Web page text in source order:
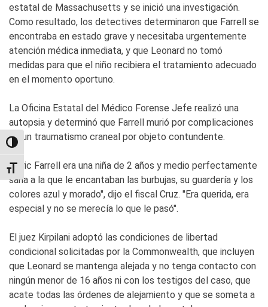
TOGGLE HIGH CONTRAST
TOGGLE FONT SIZE
estatal de Massachusetts y se inició una investigación.
Como resultado, los detectives determinaron que Farrell se
encontraba en estado grave y necesitaba urgentemente
atención médica inmediata, y que Leonard no tomó
medidas para que el niño recibiera el tratamiento adecuado
en el momento oportuno.
La Oficina Estatal del Médico Forense Jefe realizó una
autopsia y determinó que Farrell murió por complicaciones
de un traumatismo craneal por objeto contundente.
"Lyric Farrell era una niña de 2 años y medio perfectamente
sana a la que le encantaban las burbujas, su guardería y los
colores azul y morado", dijo el fiscal Cruz. "Era querida, era
especial y no se merecía lo que le pasó".
El juez Kirpilani adoptó las condiciones de libertad
condicional solicitadas por la Commonwealth, que incluyen
que Leonard se mantenga alejada y no tenga contacto con
ningún menor de 16 años ni con los testigos del caso, que
acate todas las órdenes de alejamiento y que se someta a